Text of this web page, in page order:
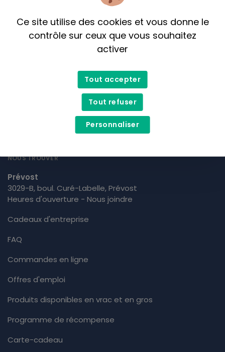
NOUS TROUVER
Prévost
3029-B, boul. Curé-Labelle, Prévost
Heures d'ouverture - Nous joindre
Cadeaux d'entreprise
FAQ
Commandes en ligne
Offres d'emploi
Produits disponibles en vrac et en gros
Programme de récompense
Carte-cadeau
Ce site utilise des cookies et vous donne le
contrôle sur ceux que vous souhaitez
activer
Tout accepter
Tout refuser
Personnaliser